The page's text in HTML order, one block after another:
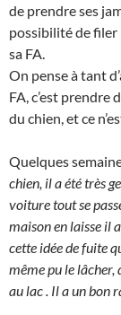
de prendre ses
possibilité de filer
sa FA.
On pense à tant
FA, c’est
du chien, et ce
Quelques
chien, il a été très
voiture tout se
maison en laisse il
cette idée de fuite
même pu le lâcher,
au lac . Il a un bon